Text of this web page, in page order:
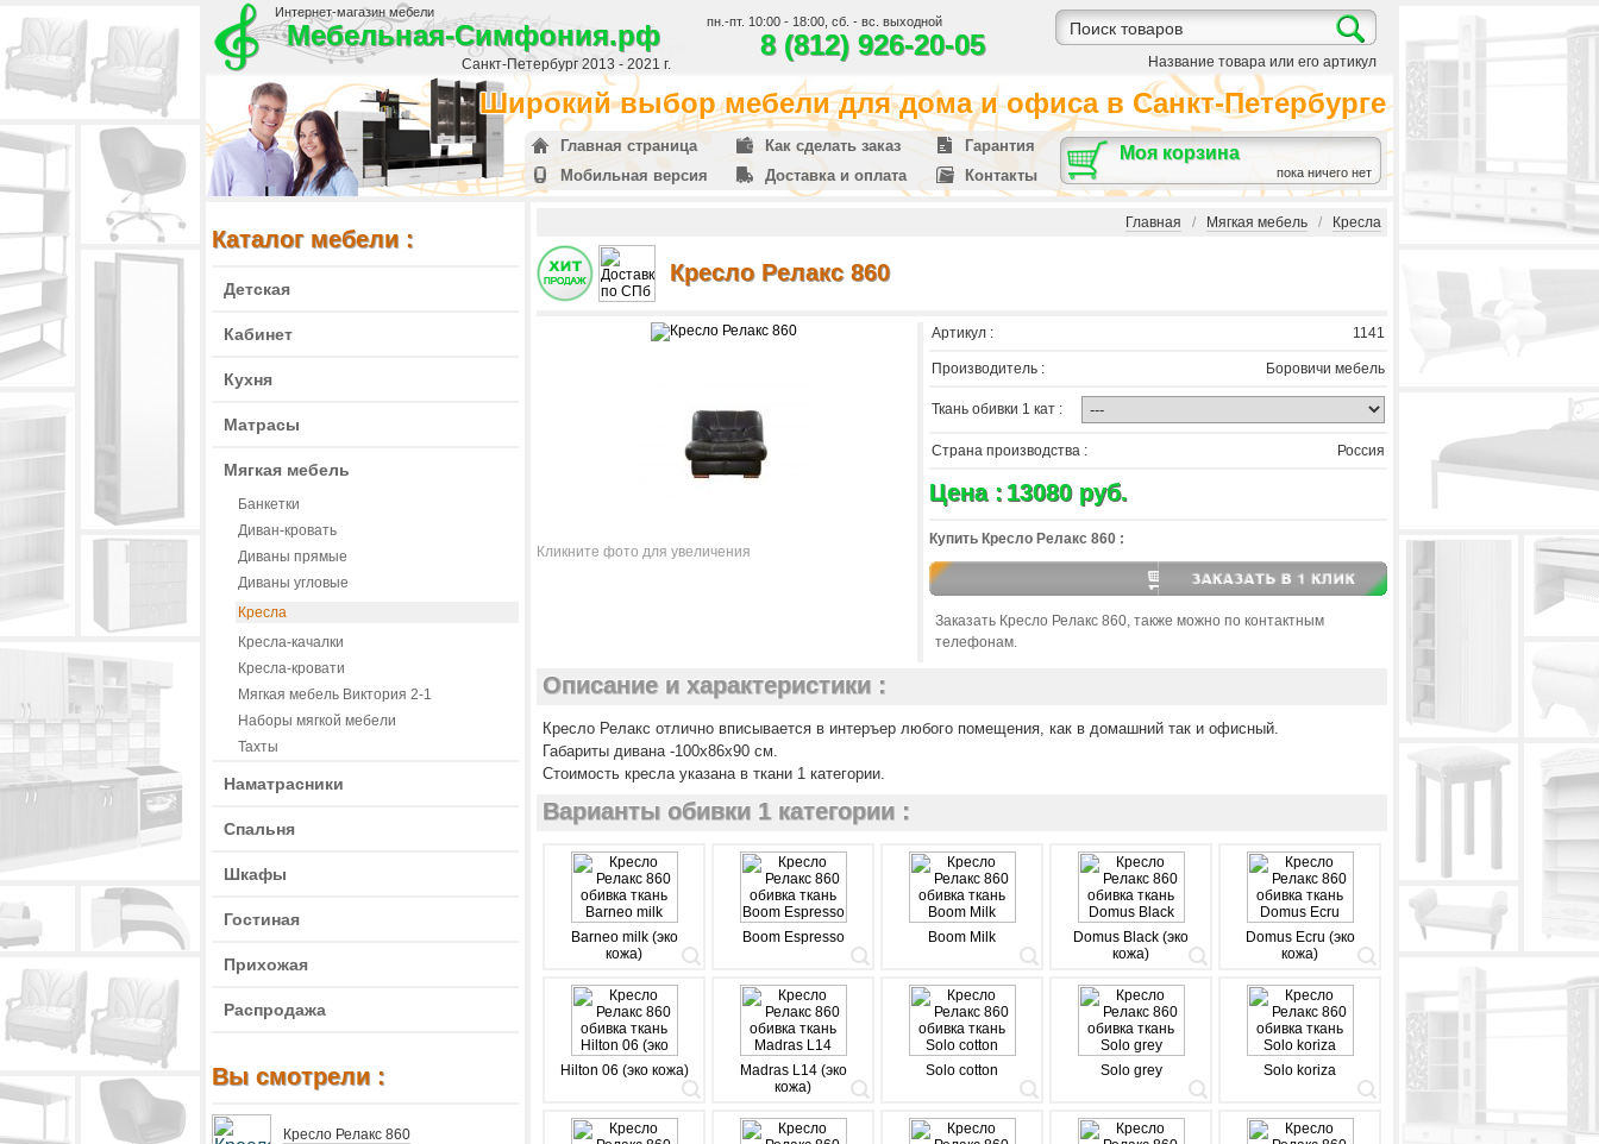
Интернет-магазин мебели
Мебельная-Симфония.рф
Санкт-Петербург 2013 - 2021 г.
пн.-пт. 10:00 - 18:00, сб. - вс. выходной
8 (812) 926-20-05
Название товара или его артикул
Широкий выбор мебели для дома и офиса в Санкт-Петербурге
Главная страница Как сделать заказ
Гарантия
Мобильная версия
Доставка и оплата Контакты
Моя корзина
пока ничего нет
Каталог мебели :
Детская
Кабинет
Кухня
Матрасы
Мягкая мебель
Банкетки
Диван-кровать
Диваны прямые
Диваны угловые
Кресла
Кресла-качалки
Кресла-кровати
Мягкая мебель Виктория 2-1
Наборы мягкой мебели
Тахты
Наматрасники
Спальня
Шкафы
Гостиная
Прихожая
Распродажа
Вы смотрели :
Кресло Релакс 860
Главная / Мягкая мебель / Кресла
Кресло Релакс 860
Кликните фото для увеличения
Артикул : 1141
Производитель : Боровичи мебель
Ткань обивки 1 кат :
Страна производства : Россия
Цена : 13080 руб.
Купить Кресло Релакс 860 :
Заказать Кресло Релакс 860, также можно по контактным
телефонам.
Описание и характеристики :
Кресло Релакс отлично вписывается в интеръер любого помещения, как в домашний так и офисный.
Габариты дивана -100х86х90 см.
Стоимость кресла указана в ткани 1 категории.
Варианты обивки 1 категории :
Barneo milk (эко
кожа)
Boom Espresso Boom Milk
Domus Black (эко
кожа)
Domus Ecru (эко
кожа)
Hilton 06 (эко кожа)
Madras L14 (эко
кожа)
Solo cotton Solo grey Solo koriza